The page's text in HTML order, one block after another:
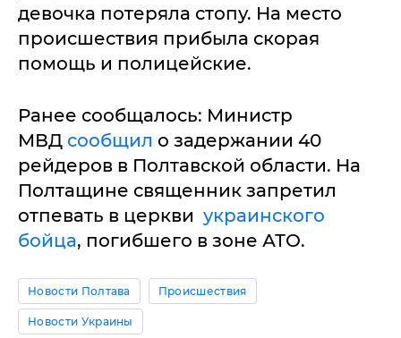
девочка потеряла стопу. На место
происшествия прибыла скорая
помощь и полицейские.
Ранее сообщалось: Министр
МВД сообщил о задержании 40
рейдеров в Полтавской области. На
Полтащине священник запретил
отпевать в церкви украинского
бойца, погибшего в зоне АТО.
Новости Полтава Происшествия
Новости Украины